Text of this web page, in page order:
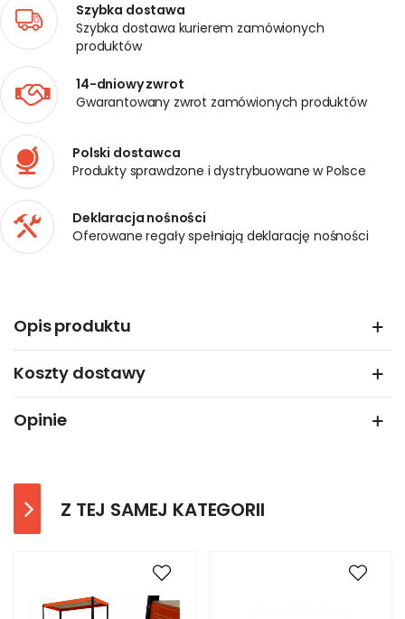
Szybka dostawa
Szybka dostawa kurierem zamówionych
produktów
14-dniowy zwrot
Gwarantowany zwrot zamówionych produktów
Polski dostawca
Produkty sprawdzone i dystrybuowane w Polsce
Deklaracja nośności
Oferowane regały spełniają deklarację nośności
Opis produktu
Koszty dostawy
Opinie
Z TEJ SAMEJ KATEGORII